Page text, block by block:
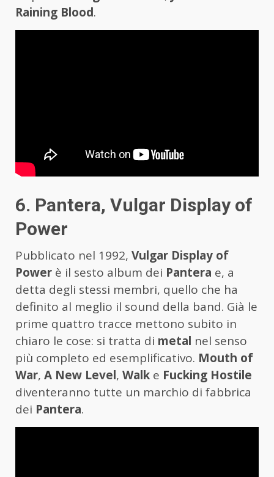
Raining Blood.
6. Pantera, Vulgar Display of
Power
Pubblicato nel 1992, Vulgar Display of
Power è il sesto album dei Pantera e, a
detta degli stessi membri, quello che ha
definito al meglio il sound della band. Già le
prime quattro tracce mettono subito in
chiaro le cose: si tratta di metal nel senso
più completo ed esemplificativo. Mouth of
War, A New Level, Walk e Fucking Hostile
diventeranno tutte un marchio di fabbrica
dei Pantera.